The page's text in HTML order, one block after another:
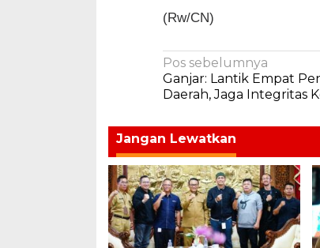
(Rw/CN)
Navigasi
pos
Pos sebelumnya
Ganjar: Lantik Empat
Daerah, Jaga Integritas
Jangan Lewatkan